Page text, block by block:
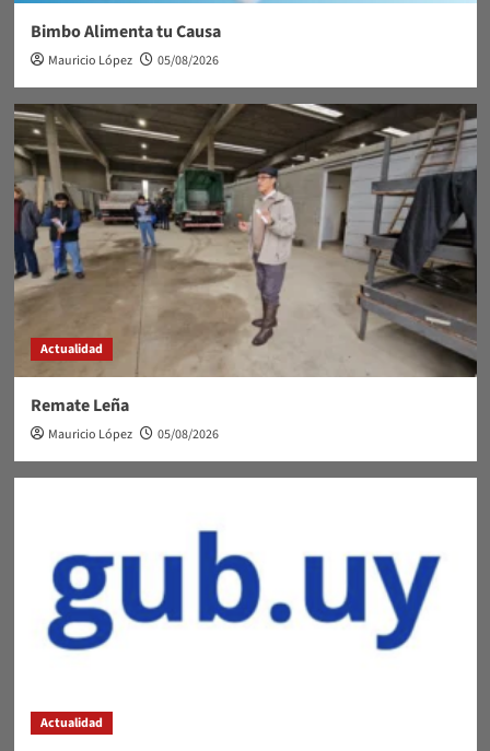
Bimbo Alimenta tu Causa
Mauricio López 05/08/2026
Actualidad
Remate Leña
Mauricio López 05/08/2026
Actualidad